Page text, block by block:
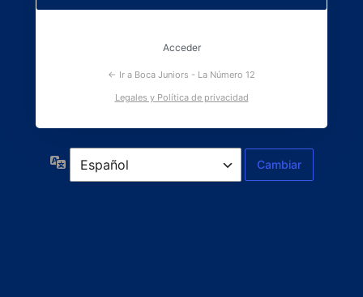
Acceder
← Ir a Boca Juniors - La Número 12
Legales y Política de privacidad
Idioma